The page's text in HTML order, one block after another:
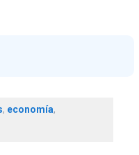
, economía,